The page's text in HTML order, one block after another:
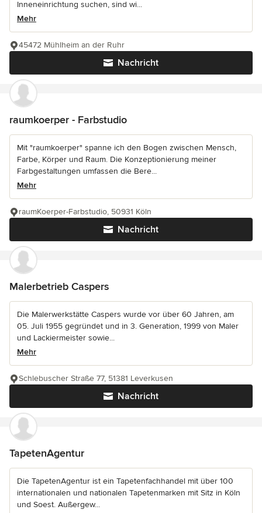
Inneneinrichtung suchen, sind wi...
Mehr
Nachricht
45472 Mühlheim an der Ruhr
raumkoerper - Farbstudio
Mit "raumkoerper" spanne ich den Bogen zwischen Mensch,
Farbe, Körper und Raum. Die Konzeptionierung meiner
Farbgestaltungen umfassen die Bere...
Mehr
Nachricht
raumKoerper-Farbstudio, 50931 Köln
Malerbetrieb Caspers
Die Malerwerkstätte Caspers wurde vor über 60 Jahren, am
05. Juli 1955 gegründet und in 3. Generation, 1999 von Maler
und Lackiermeister sowie...
Mehr
Nachricht
Schlebuscher Straße 77, 51381 Leverkusen
TapetenAgentur
Die TapetenAgentur ist ein Tapetenfachhandel mit über 100
internationalen und nationalen Tapetenmarken mit Sitz in Köln
und Soest. Außergew...